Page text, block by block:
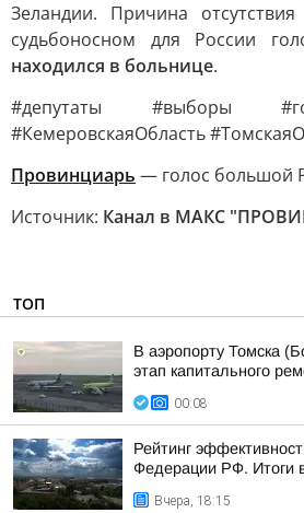
Зеландии. Причина
судьбоносном для России
находился в больнице.
#депутаты #выборы
#КемеровскаяОбласть
Провинциарь — голос большой
Источник: Канал в МАКС
ТОП
В аэропорту Томска
этап капитального
00:08
Рейтинг
Федерации РФ. Итоги
Вчера, 18:15